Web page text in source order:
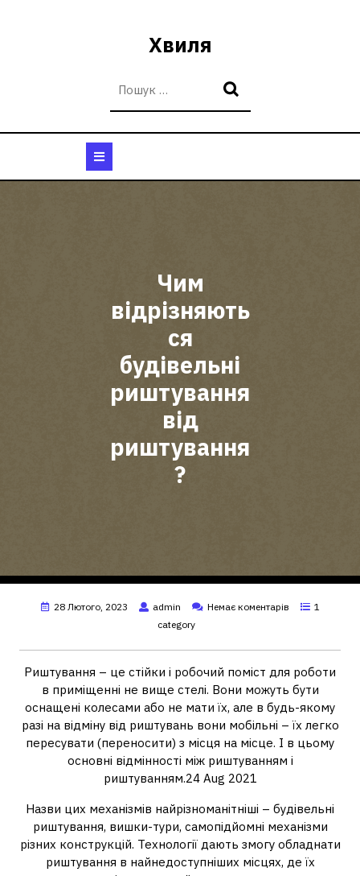
Хвиля
Чим
відрізняють
ся
будівельні
риштування
від
риштування
?
28 Лютого, 2023 admin Немає коментарів
1
category
Риштування – це стійки і робочий поміст для роботи
в приміщенні не вище стелі. Вони можуть бути
оснащені колесами або не мати їх, але в будь-якому
разі на відміну від риштувань вони мобільні – їх легко
пересувати (переносити) з місця на місце. І в цьому
основні відмінності між риштуванням і
риштуванням.24 Aug 2021
Назви цих механізмів найрізноманітніші – будівельні
риштування, вишки-тури, самопідйомні механізми
різних конструкцій. Технології дають змогу обладнати
риштування в найнедоступніших місцях, де їх